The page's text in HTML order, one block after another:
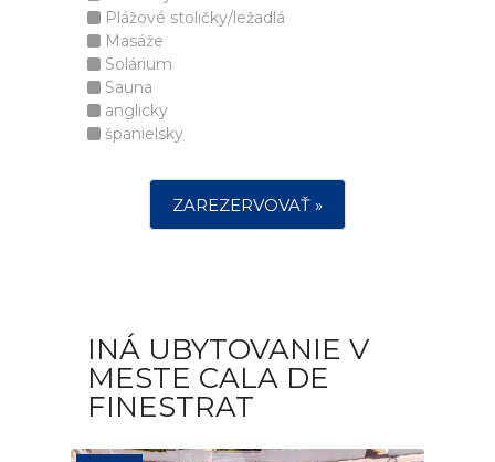
Plážové stoličky/ležadlá
Masáže
Solárium
Sauna
anglicky
španielsky
ZAREZERVOVAŤ »
INÁ UBYTOVANIE V
MESTE CALA DE
FINESTRAT